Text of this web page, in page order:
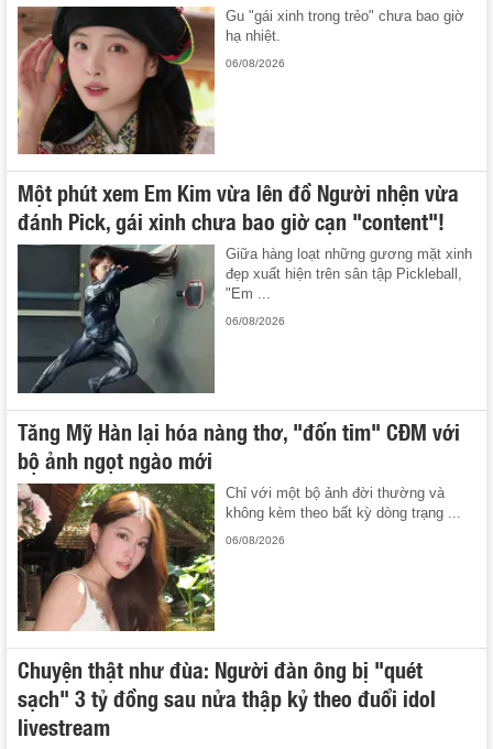
Gu "gái xinh trong trẻo" chưa bao giờ
hạ nhiệt.
06/08/2026
Một phút xem Em Kim vừa lên đồ Người nhện vừa
đánh Pick, gái xinh chưa bao giờ cạn "content"!
Giữa hàng loạt những gương mặt xinh
đẹp xuất hiện trên sân tập Pickleball,
"Em ...
06/08/2026
Tăng Mỹ Hàn lại hóa nàng thơ, "đốn tim" CĐM với
bộ ảnh ngọt ngào mới
Chỉ với một bộ ảnh đời thường và
không kèm theo bất kỳ dòng trạng ...
06/08/2026
Chuyện thật như đùa: Người đàn ông bị "quét
sạch" 3 tỷ đồng sau nửa thập kỷ theo đuổi idol
livestream